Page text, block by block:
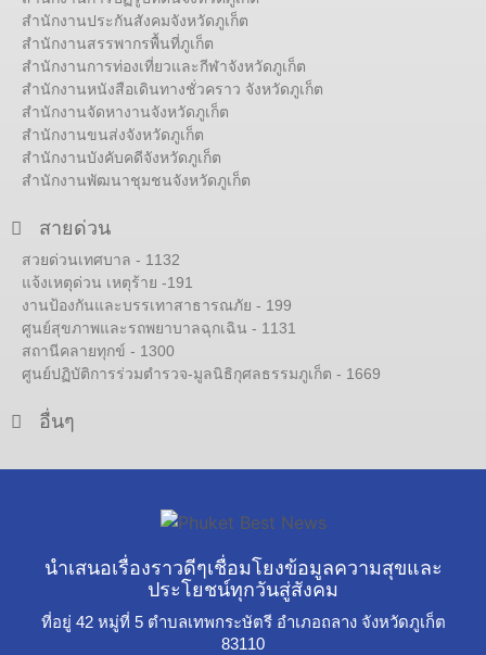
สำนักงานประกันสังคมจังหวัดภูเก็ต
สำนักงานสรรพากรพื้นที่ภูเก็ต
สำนักงานการท่องเที่ยวและกีฬาจังหวัดภูเก็ต
สำนักงานหนังสือเดินทางชั่วคราว จังหวัดภูเก็ต
สำนักงานจัดหางานจังหวัดภูเก็ต
สำนักงานขนส่งจังหวัดภูเก็ต
สำนักงานบังคับคดีจังหวัดภูเก็ต
สำนักงานพัฒนาชุมชนจังหวัดภูเก็ต
สายด่วน
สวยด่วนเทศบาล - 1132
แจ้งเหตุด่วน เหตุร้าย -191
งานป้องกันและบรรเทาสาธารณภัย - 199
ศูนย์สุขภาพและรถพยาบาลฉุกเฉิน - 1131
สถานีคลายทุกข์ - 1300
ศูนย์ปฏิบัติการร่วมตำรวจ-มูลนิธิกุศลธรรมภูเก็ต - 1669
อื่นๆ
นำเสนอเรื่องราวดีๆเชื่อมโยงข้อมูลความสุขและ
ประโยชน์ทุกวันสู่สังคม
ที่อยู่ 42 หมู่ที่ 5 ตำบลเทพกระษัตรี อำเภอถลาง จังหวัดภูเก็ต
83110